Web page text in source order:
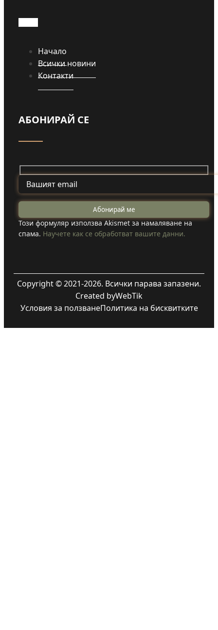
Начало
Всички новини
Контакти
АБОНИРАЙ СЕ
Този формуляр използва Akismet за намаляване на
спама. Научете как се обработват вашите данни.
Copyright © 2021-2026. Всички парава запазени.
Created byWebTik
Условия за ползванеПолитика на бисквитките